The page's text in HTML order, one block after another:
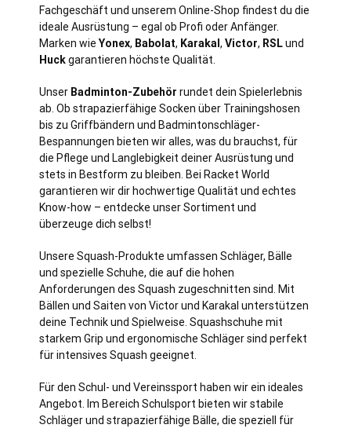
Fachgeschäft und unserem Online-Shop findest du die
ideale Ausrüstung – egal ob Profi oder Anfänger.
Marken wie Yonex, Babolat, Karakal , Victor, RSLund
Huckgarantieren höchste Qualität.
Unser Badminton-Zubehör rundet dein Spielerlebnis
ab. Ob strapazierfähige Socken über Trainingshosen
bis zu Griffbändern und Badmintonschläger-
Bespannungen bieten wir alles, was du brauchst, für
die Pflege und Langlebigkeit deiner Ausrüstung und
stets in Bestform zu bleiben. Bei Racket World
garantieren wir dir hochwertige Qualität und echtes
Know-how – entdecke unser Sortiment und
überzeuge dich selbst!
Unsere Squash-Produkte umfassen Schläger, Bälle
und spezielle Schuhe, die auf die hohen
Anforderungen des Squash zugeschnitten sind. Mit
Bällen und Saiten von Victor und Karakal unterstützen
deine Technik und Spielweise. Squashschuhe mit
starkem Grip und ergonomische Schläger sind perfekt
für intensives Squash geeignet.
Für den Schul- und Vereinssport haben wir ein ideales
Angebot. Im Bereich Schulsport bieten wir stabile
Schläger und strapazierfähige Bälle, die speziell für